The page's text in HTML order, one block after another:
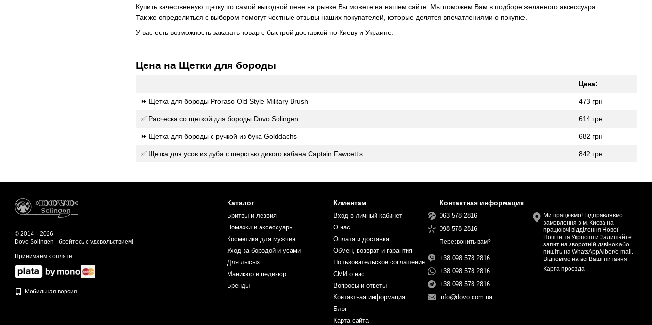
Купить качественную щетку по самой выгодной цене на рынке Вы можете на нашем сайте. Мы поможем Вам в подборе желанного аксессуара.
Так же определиться с выбором помогут честные отзывы наших покупателей, которые делятся впечатлениями о покупке.
У вас есть возможность заказать товар с быстрой доставкой по Киеву и Украине.
Цена на Щетки для бороды
Цена:
⏩ Щетка для бороды Proraso Old Style Military Brush 473 грн
✅ Расческа со щеткой для бороды Dovo Solingen 614 грн
⏩ Щетка для бороды с ручкой из бука Golddachs 682 грн
✅ Щетка для усов из дуба с шерстью дикого кабана Captain Fawcett’s 842 грн
© 2014—2026
Dovo Solingen - брейтесь с удовольствием!
Принимаем к оплате
Мобильная версия
Каталог
Бритвы и лезвия
Помазки и аксессуары
Косметика для мужчин
Уход за бородой и усами
Для лысых
Маникюр и педикюр
Бренды
Клиентам
Вход в личный кабинет
О нас
Оплата и доставка
Обмен, возврат и гарантия
Пользовательское соглашение
СМИ о нас
Вопросы и ответы
Контактная информация
Блог
Карта сайта
Контактная информация
063 578 2816
098 578 2816
Перезвонить вам?
+38 098 578 2816
+38 098 578 2816
+38 098 578 2816
info@dovo.com.ua
Ми працюємо! Відправляємо
замовлення з м. Києва на
працюючі відділення Нової
Пошти та Укрпошти Залишайте
запит на зворотній дзвінок або
пишіть на WhatsApp/viber/e-mail.
Відповімо на всі Ваші питання
Карта проезда